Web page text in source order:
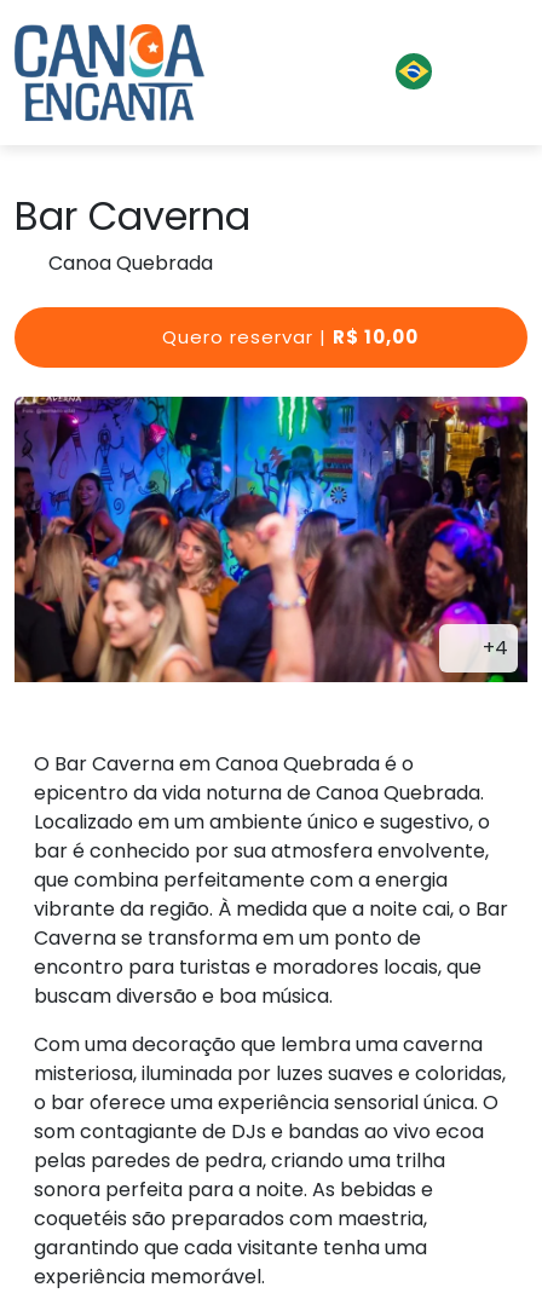
Bar Caverna
Canoa Quebrada
Quero reservar | R$ 10,00
+4
O Bar Caverna em Canoa Quebrada é o
epicentro da vida noturna de Canoa Quebrada.
Localizado em um ambiente único e sugestivo, o
bar é conhecido por sua atmosfera envolvente,
que combina perfeitamente com a energia
vibrante da região. À medida que a noite cai, o Bar
Caverna se transforma em um ponto de
encontro para turistas e moradores locais, que
buscam diversão e boa música.
Com uma decoração que lembra uma caverna
misteriosa, iluminada por luzes suaves e coloridas,
o bar oferece uma experiência sensorial única. O
som contagiante de DJs e bandas ao vivo ecoa
pelas paredes de pedra, criando uma trilha
sonora perfeita para a noite. As bebidas e
coquetéis são preparados com maestria,
garantindo que cada visitante tenha uma
experiência memorável.